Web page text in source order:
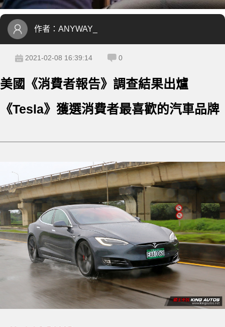
作者： ANYWAY_
2021-02-08 16:39:14 0
美國《消費者報告》調查結果出爐
《Tesla》獲選消費者最喜歡的汽車品牌